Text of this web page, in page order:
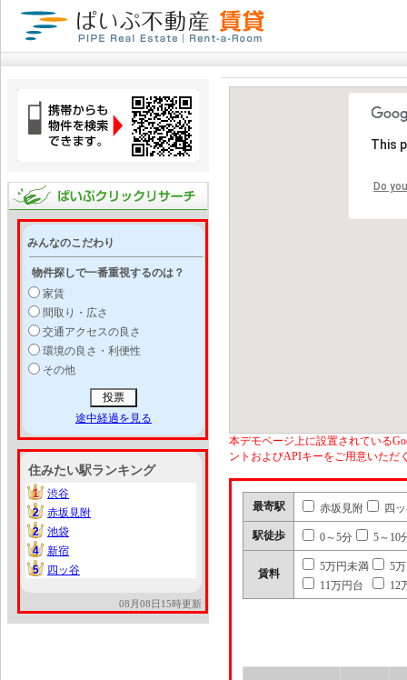
みんなのこだわり
物件探しで一番重視するのは？
家賃
間取り・広さ
交通アクセスの良さ
環境の良さ・利便性
その他
途中経過を見る
住みたい駅ランキング
1
1
渋谷
2
2
赤坂見附
2
2
池袋
4
4
新宿
5
5 四ッ谷
08月08日15時更新
This
Do
本デモページ上に設置されている
ントおよびAPIキーをご用意いただ
最寄駅 赤坂見附 四
駅徒歩 0～5分 5～10
賃料
5万円未満
5
11万円台
12